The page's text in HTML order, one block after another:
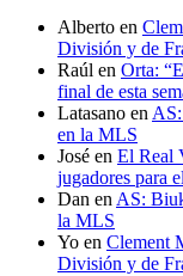
Alberto en
División y de
Raúl en Orta:
final de esta
Latasano en
en la MLS
José en El Real
jugadores para
Dan en AS:
la MLS
Yo en Clement
División y de